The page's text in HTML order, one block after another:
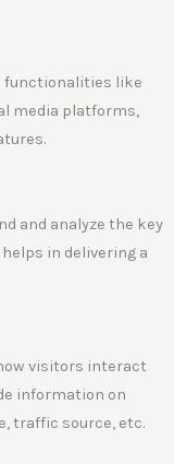
functionalities like
media platforms,
and analyze the key
in delivering a
visitors interact
information on
traffic source, etc.